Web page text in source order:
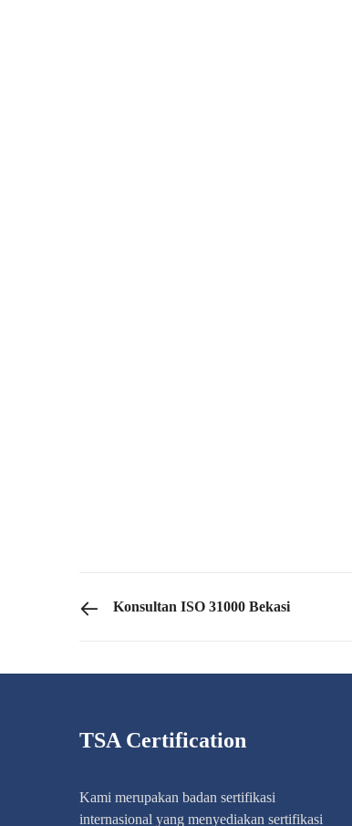
PREVIOUS POST
Konsultan ISO 31000 Bekasi
TSA Certification
Kami merupakan badan sertifikasi
internasional yang menyediakan sertifikasi